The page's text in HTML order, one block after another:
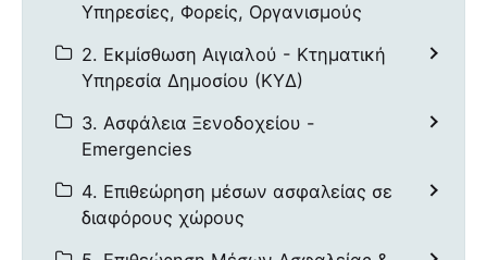
Υπηρεσίες, Φορείς, Οργανισμούς
2. Εκμίσθωση Αιγιαλού - Κτηματική
Υπηρεσία Δημοσίου (ΚΥΔ)
3. Ασφάλεια Ξενοδοχείου -
Emergencies
4. Επιθεώρηση μέσων ασφαλείας σε
διαφόρους χώρους